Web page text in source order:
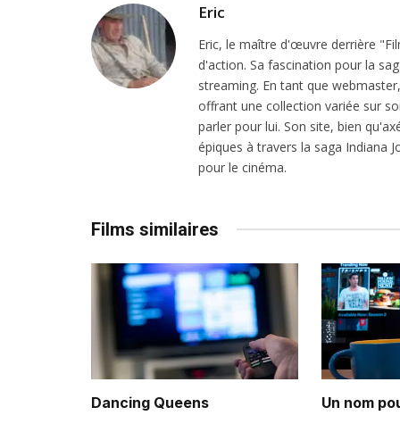
Eric
Eric, le maître d'œuvre derrière
d'action. Sa fascination pour la
streaming. En tant que
offrant une collection variée sur
parler pour lui. Son site, bien
épiques à travers la saga Indiana
pour le cinéma.
Films similaires
Dancing Queens Un nom